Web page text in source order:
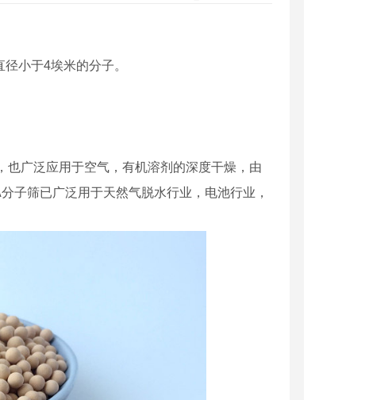
小于4埃米的分子。
广泛应用于空气，有机溶剂的深度干燥，由
子筛已广泛用于天然气脱水行业，电池行业，